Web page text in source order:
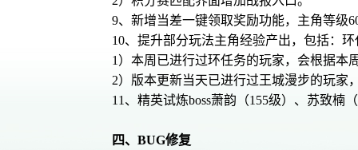
9、新增当差一键领取奖励功能，主角等级
10、提升部分玩法主角经验产出，包括：
1）本周已进行过环任务的玩家，会根据本
2）版本更新当天已进行过王城漫步的玩家
11、精英试炼boss萧韵（155级）、苏致楠
四、BUG修复